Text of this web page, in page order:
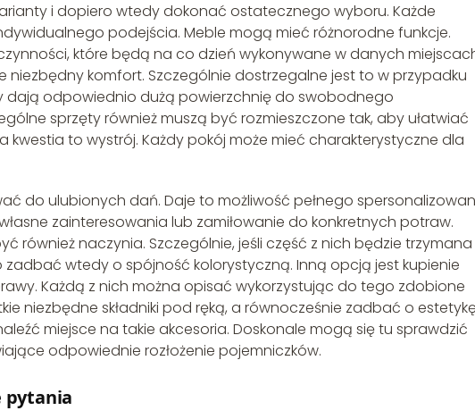
i dopiero wtedy dokonać ostatecznego wyboru. Każde
podejścia. Meble mogą mieć różnorodne funkcje.
które będą na co dzień wykonywane w danych
komfort. Szczególnie dostrzegalne jest to w przypadku
dają odpowiednio dużą powierzchnię do swobodnego
sprzęty również muszą być rozmieszczone tak, aby ułatwiać
kwestia to wystrój. Każdy pokój może mieć charakterystyczne dla
do ulubionych dań. Daje to możliwość pełnego
zainteresowania lub zamiłowanie do konkretnych potraw.
również naczynia. Szczególnie, jeśli część z nich będzie trzymana
zadbać wtedy o spójność kolorystyczną. Inną opcją jest kupienie
Każdą z nich można opisać wykorzystując do tego zdobione
niezbędne składniki pod ręką, a równocześnie zadbać o
miejsce na takie akcesoria. Doskonale mogą się tu sprawdzić
odpowiednie rozłożenie pojemniczków.
pytania